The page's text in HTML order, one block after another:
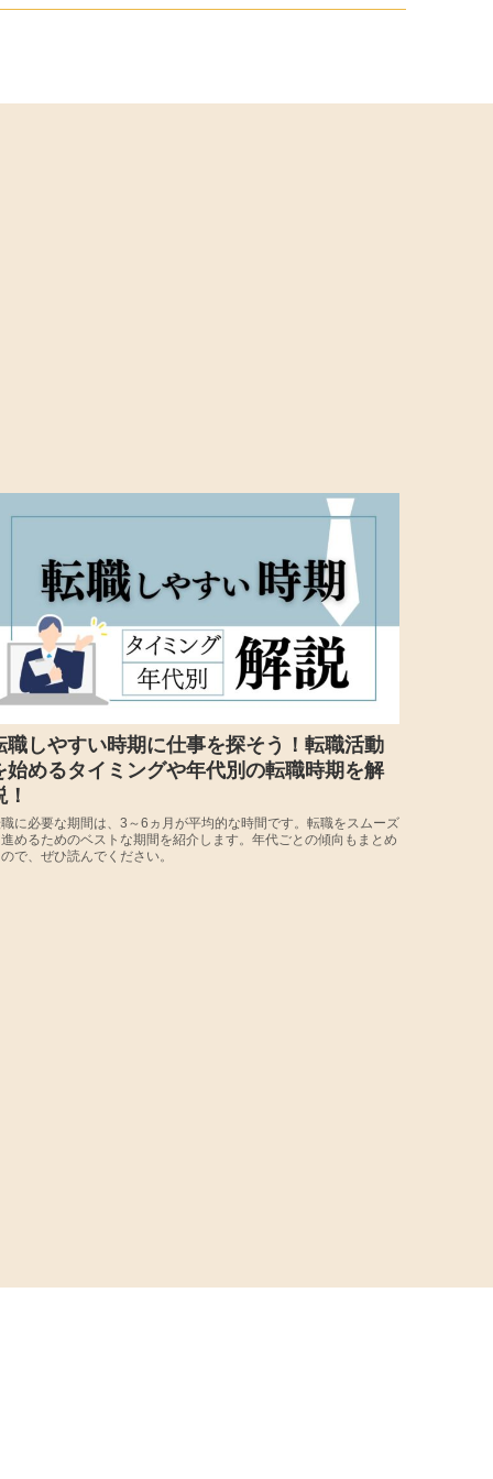
職しやすい時期に仕事を探そう！転職活動
始めるタイミングや年代別の転職時期を解
！
に必要な期間は、3～6ヵ月が平均的な時間です。転職をスムーズ
めるためのベストな期間を紹介します。年代ごとの傾向もまとめ
で、ぜひ読んでください。